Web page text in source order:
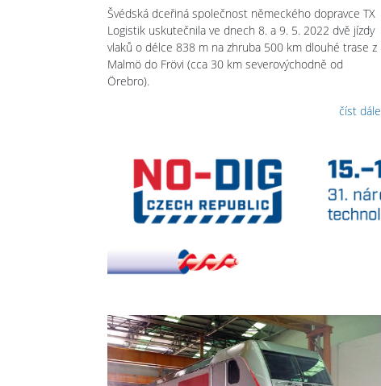
Švédská dceřiná společnost německého dopravce TX
Logistik uskutečnila ve dnech 8. a 9. 5. 2022 dvě jízdy
vlaků o délce 838 m na zhruba 500 km dlouhé trase z
Malmö do Frövi (cca 30 km severovýchodně od
Örebro).
číst dále